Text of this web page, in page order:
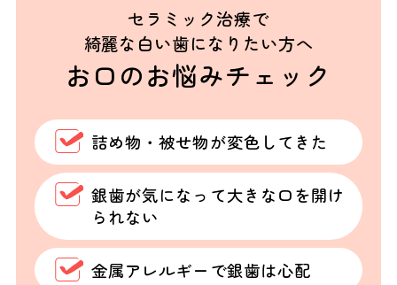
セラミック治療で
綺麗な白い歯になりたい方へ
お口のお悩みチェック
詰め物・被せ物が変色してきた
銀歯が気になって大きな口を開け
られない
金属アレルギーで銀歯は心配